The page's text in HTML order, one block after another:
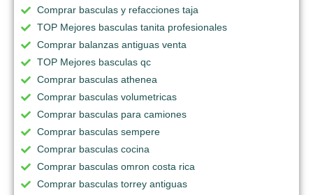
Comprar basculas y refacciones taja
TOP Mejores basculas tanita profesionales
Comprar balanzas antiguas venta
TOP Mejores basculas qc
Comprar basculas athenea
Comprar basculas volumetricas
Comprar basculas para camiones
Comprar basculas sempere
Comprar basculas cocina
Comprar basculas omron costa rica
Comprar basculas torrey antiguas